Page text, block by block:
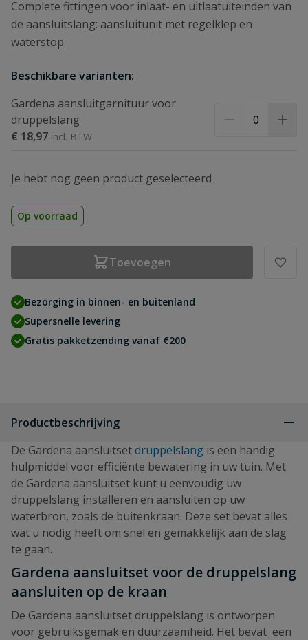
Complete fittingen voor inlaat- en uitlaatuiteinden van
de aansluitslang: aansluitunit met regelklep en
waterstop.
Beschikbare varianten:
Gardena aansluitgarnituur voor
druppelslang
€ 18,97
Je hebt nog geen product geselecteerd
Op voorraad
Toevoegen
Bezorging in binnen- en buitenland
Supersnelle levering
Gratis pakketzending vanaf €200
Productbeschrijving
De Gardena aansluitsetdruppelslang is een handig
hulpmiddel voor efficiënte bewatering in uw tuin. Met
de Gardena aansluitset kunt u eenvoudig uw
druppelslang installeren en aansluiten op uw
waterbron, zoals de buitenkraan. Deze set bevat alles
wat u nodig heeft om snel en gemakkelijk aan de slag
te gaan.
Gardena aansluitset voor de druppelslang
aansluiten op de kraan
De Gardena aansluitset druppelslang is ontworpen
voor gebruiksgemak en duurzaamheid. Het bevat een